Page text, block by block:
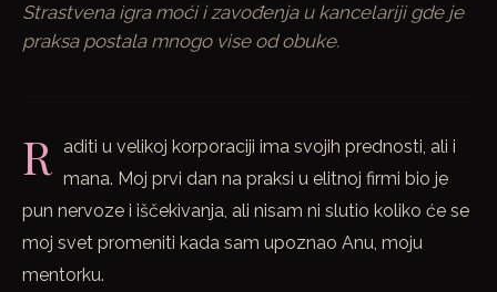
Strastvena igra moći i zavođenja u kancelariji gde je
praksa postala mnogo vise od obuke.
R aditi u velikoj korporaciji ima svojih prednosti, ali i
mana. Moj prvi dan na praksi u elitnoj firmi bio je
pun nervoze i iščekivanja, ali nisam ni slutio koliko će se
moj svet promeniti kada sam upoznao Anu, moju
mentorku.